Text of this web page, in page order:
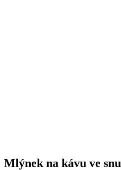
Mlýnek na kávu ve snu